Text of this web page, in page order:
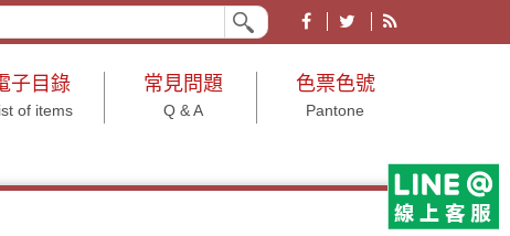
大節慶、文具、結婚小物、年節及年終尾牙等用途之禮品贈品。
子目錄
of items
常見問題
Q & A
色票色號
Pantone